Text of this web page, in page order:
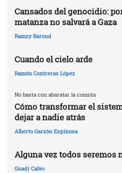
Cansados del genocidio:
matanza no salvará a Gaza
Ramzy Baroud
Cuando el cielo arde
Ramón Contreras López
No basta con abaratar la comida
Cómo transformar el
dejar a nadie atrás
Alberto Garzón Espinosa
Alguna vez todos seremos
Guadi Calvo